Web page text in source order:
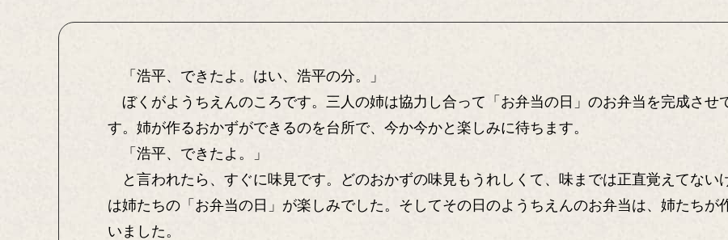
「浩平、できたよ。はい、浩平の分。」
ぼくがようちえんのころです。三人の姉は協力し合って「お弁当の日」のお弁当を完成させ
す。姉が作るおかずができるのを台所で、今か今かと楽しみに待ちます。
「浩平、できたよ。」
と言われたら、すぐに味見です。どのおかずの味見もうれしくて、味までは正直覚えてない
は姉たちの「お弁当の日」が楽しみでした。そしてその日のようちえんのお弁当は、姉たちが
いました。